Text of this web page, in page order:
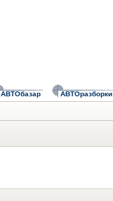
АВТОбазар АВТОразборки